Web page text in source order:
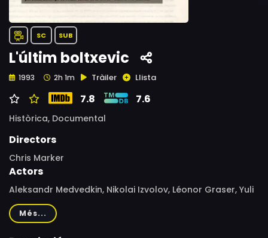
SC SUB
L'últim boltxevic
1993 2h 1m Tràiler Llista
7.8 7.6
Històrica, Documental
Directors
Chris Marker
Actors
Aleksandr Medvedkin, Nikolai Izvolov, Léonor Graser, Yuli
Raizman, Antonina Pirojkova, Jean-Claude Dauphin,
Michael Pennington
Més...